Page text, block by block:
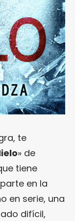
te
» de
tiene
en la
en serie, una
difícil,